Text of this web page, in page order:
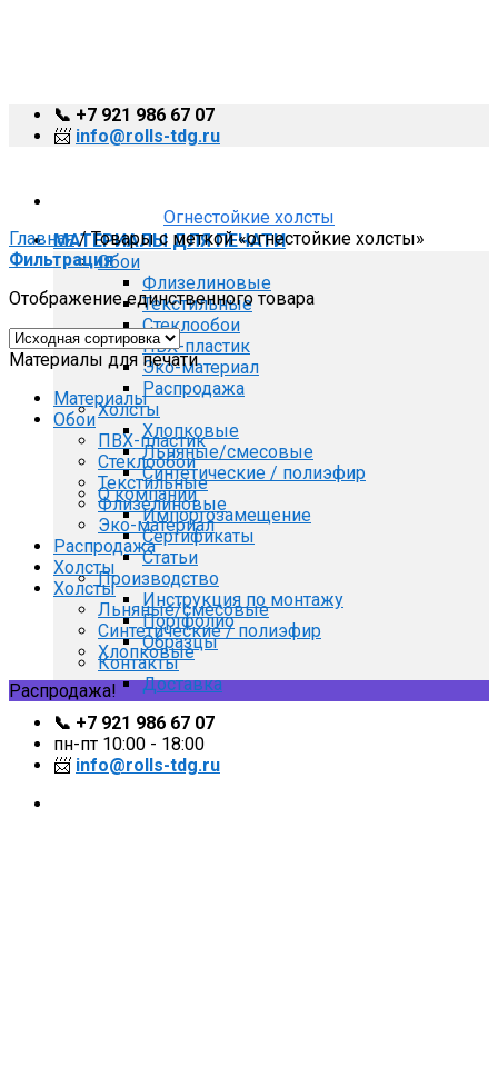
МАТЕРИАЛЫ ДЛЯ ПЕЧАТИ
Обои
Флизелиновые
Текстильные
Стеклообои
ПВХ-пластик
Эко-материал
Распродажа
Холсты
Хлопковые
Льняные/смесовые
Синтетические / полиэфир
О компании
Импортозамещение
Сертификаты
Статьи
Производство
Инструкция по монтажу
Портфолио
Образцы
Контакты
Доставка
📞 +7 921 986 67 07
пн-пт 10:00 - 18:00
📨 info@rolls-tdg.ru
📞 +7 921 986 67 07
📨 info@rolls-tdg.ru
Огнестойкие холсты
Главная /Товары с меткой «огнестойкие холсты»
Фильтрация
Отображение единственного товара
Материалы для печати
Материалы
Обои
ПВХ-пластик
Стеклообои
Текстильные
Флизелиновые
Эко-материал
Распродажа
Холсты
Холсты
Льняные/смесовые
Синтетические / полиэфир
Хлопковые
Распродажа!